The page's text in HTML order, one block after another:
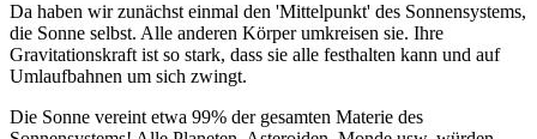
Da haben wir zunächst einmal den 'Mittelpunkt' des Sonnensystems,
die Sonne selbst. Alle anderen Körper umkreisen sie. Ihre
Gravitationskraft ist so stark, dass sie alle festhalten kann und auf
Umlaufbahnen um sich zwingt.
Die Sonne vereint etwa 99% der gesamten Materie des